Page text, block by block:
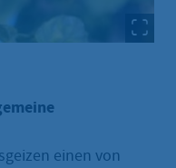
einen von